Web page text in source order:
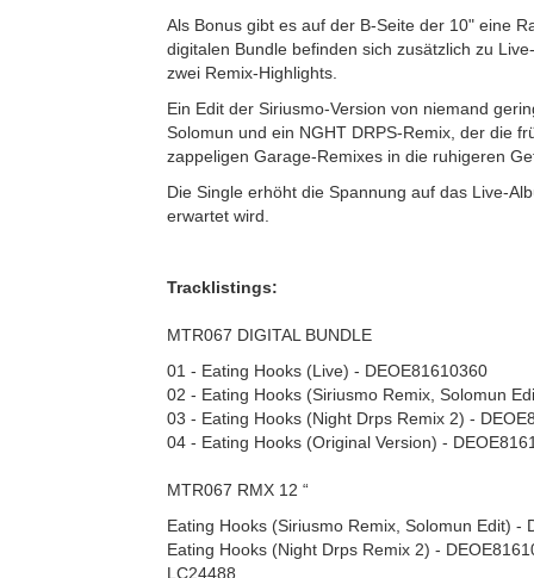
Als Bonus gibt es auf der B-Seite der 10" eine
digitalen Bundle befinden sich zusätzlich zu
zwei Remix-Highlights.
Ein Edit der Siriusmo-Version von niemand
Solomun und ein NGHT DRPS-Remix, der die
zappeligen Garage-Remixes in die ruhigeren
Die Single erhöht die Spannung auf das Live-
erwartet wird.
Tracklistings:
MTR067 DIGITAL BUNDLE
01 - Eating Hooks (Live) - DEOE81610360
02 - Eating Hooks (Siriusmo Remix, Solomun
03 - Eating Hooks (Night Drps Remix 2) -
04 - Eating Hooks (Original Version) -
MTR067 RMX 12 “
Eating Hooks (Siriusmo Remix, Solomun Edit) -
Eating Hooks (Night Drps Remix 2) -
LC24488